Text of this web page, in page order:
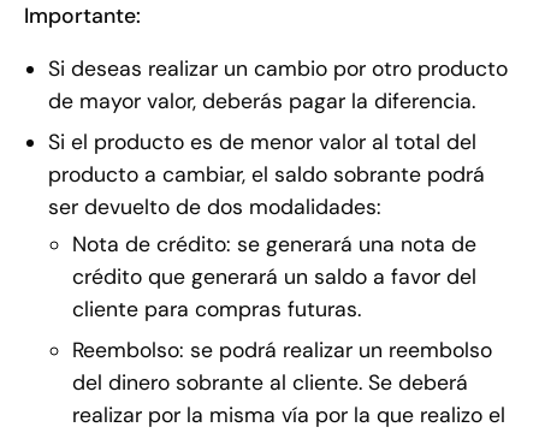
Importante:
Si deseas realizar un cambio por otro producto
de mayor valor, deberás pagar la diferencia.
Si el producto es de menor valor al total del
producto a cambiar, el saldo sobrante podrá
ser devuelto de dos modalidades:
Nota de crédito: se generará una nota de
crédito que generará un saldo a favor del
cliente para compras futuras.
Reembolso: se podrá realizar un reembolso
del dinero sobrante al cliente. Se deberá
realizar por la misma vía por la que realizo el